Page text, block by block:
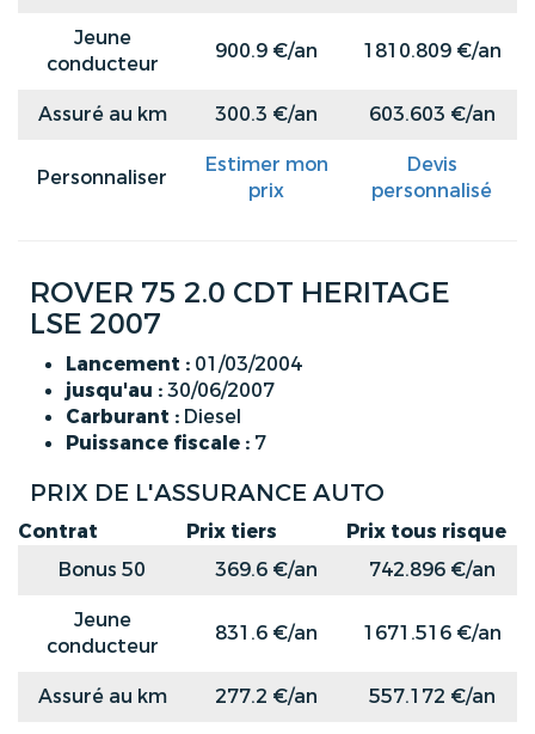
Jeune
conducteur
900.9 €/an 1810.809 €/an
Assuré au km 300.3 €/an 603.603 €/an
Personnaliser
Estimer mon
prix
Devis
personnalisé
ROVER 75 2.0 CDT HERITAGE
LSE 2007
Lancement : 01/03/2004
jusqu'au :30/06/2007
Carburant : Diesel
Puissance fiscale : 7
PRIX DE L'ASSURANCE AUTO
Contrat Prix tiers
Prix tous risque
Bonus 50
369.6 €/an
742.896 €/an
Jeune
conducteur
831.6 €/an 1671.516 €/an
Assuré au km 277.2 €/an 557.172 €/an